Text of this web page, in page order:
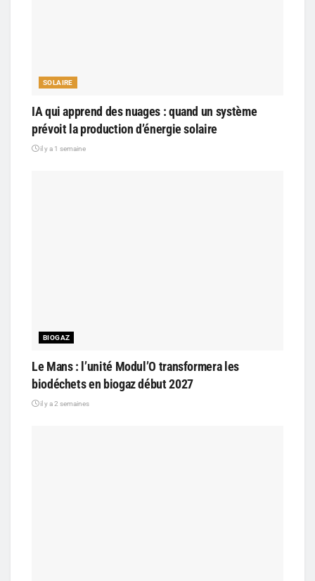
SOLAIRE
IA qui apprend des nuages : quand un système
prévoit la production d’énergie solaire
il y a 1 semaine
BIOGAZ
Le Mans : l’unité Modul’O transformera les
biodéchets en biogaz début 2027
il y a 2 semaines